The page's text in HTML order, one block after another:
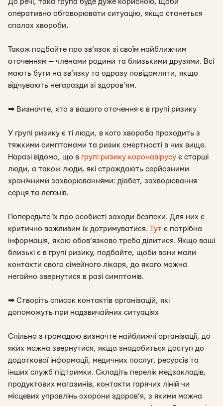
До речі, така група буде дуже корисною, щоби
оперативно обговорювати ситуацію, якщо станеться
спалах хвороби.
Також подбайте про зв’язок зі своїм найближчим
оточенням — членами родини та близькими друзями. Всі
мають бути на зв’язку та одразу повідомляти, якщо
відчувають негаразди зі здоров’ям.
➡ Визначте, хто з вашого оточення є в групі ризику
У групі ризику є ті люди, в кого хвороба проходить з
тяжкими симптомами та ризик смертності в них вище.
Наразі відомо, що в групі ризику коронавірусу є старші
люди, а також люди, які страждають серйозними
хронічними захворюваннями: діабет, захворювання
серця та легенів.
Попередьте їх про особисті заходи безпеки. Для них є
критично важливим їх дотримуватися. Тут є потрібна
інформація, якою обов’язково треба ділитися. Якщо ваші
близькі є в групі ризику, подбайте, щоби вони мали
контакти свого сімейного лікаря, до якого можна
негайно звернутися в разі симптомів.
➡ Створіть список контактів організацій, які
допоможуть при надзвичайних ситуаціях
Спільно з громадою визначте найближчі організації, до
яких можна звернутися, якщо знадобиться доступ до
додаткової інформації, медичних послуг, ресурсів та
інших служб підтримки. Складіть перелік медзакладів,
продуктових магазинів, контакти гарячих ліній чи
місцевих управлінь охорони здоров’я, з якими можна